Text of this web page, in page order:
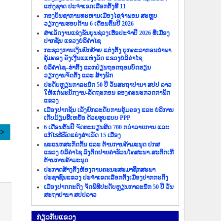
ແຫ່ງຊາດ ປະຈຳເຂດເລືອກຕັ້ງທີ 11
ກອງບັນຊາການທະຫານເມືອງໄຊຈຳພອນ ສະຫຼຸບ
ວຽກງານຮອບດ້ານ 6 ເດືອນຕົ້ນປີ 2026
ສຳເລັດງານແຂ່ງຂັນບຸນຊ່ວງເຮືອປະຈຳປີ 2026 ທີ່ເມືອງ
ປາກຊັນ ແຂວງບໍລິຄຳໄຊ
ກະຊວງການເງິນຍົກຍ້າຍ-ແຕ່ງຕັ້ງ ບຸກຄະລາກອນນຳພາ-
ຄຸ້ມຄອງ ຄັງເງີນແແຫ່ງລັດ ແຂວງບໍລິຄຳໄຊ
ບໍລິຄຳໄຊ–ຮ່າຕິ້ງ ແລກປ່ຽນຖອດຖອນບົດຮຽນ
ວຽກງານຈັດຕັ້ງ ແລະ ສ້າງພັກ
ປະດັບຫຼຽນກາລະນຶກ 50 ປີ ວັນສະຖາປານາ ສປປ ລາວ
ໃຫ້ແກ່ພະນັກງານ-ລັດຖະກອນ ຂອງຄະນະກວດກາພັກ
ແຂວງ
ເມືອງປາກຊັນ ເລັ່ງຍົກລະດັບການຄຸ້ມຄອງ ແລະ ບໍລິການ
ເກັບມ້ຽນຂີ້ເຫຍື້ອ ດ້ວຍຮູບແບບ PPP
6 ເດືອນຕົ້ນປີ ຈົດທະບຽນສິດ 700 ກວ່າລາຍການ ແລະ
ແກ້ໄຂຂໍ້ຂັດແຍ່ງສຳເລັດ 15 ເລື່ອງ
ພະແນກສະກັດກັ້ນ ແລະ ຕ້ານການຄ້າມະນຸດ ປກສ
ແຂວງ ບໍລິຄຳໄຊ ລົງຕິດປາຍຄຳຂັວນໂຄສະນາ-ສະຕິກເກີ
ຕ້ານການຄ້າມະນຸດ
ປະກາດສ້າງຕັ້ງຫ້ອງການຄະນະສະມາຊິກສະພາ
ປະຊາຊົນແຂວງ ປະຈຳເຂດເລືອກຕັ້ງເມືອງປາກກະດິງ
ເມືອງປາກກະດິງ ຈັດພິທີປະດັບຫຼຽນກາລະນຶກ 50 ປີ ວັນ
ສະຖາປານາ ສປປລາວ
ກ່ຽວ​ກັບ​ແຂວງ